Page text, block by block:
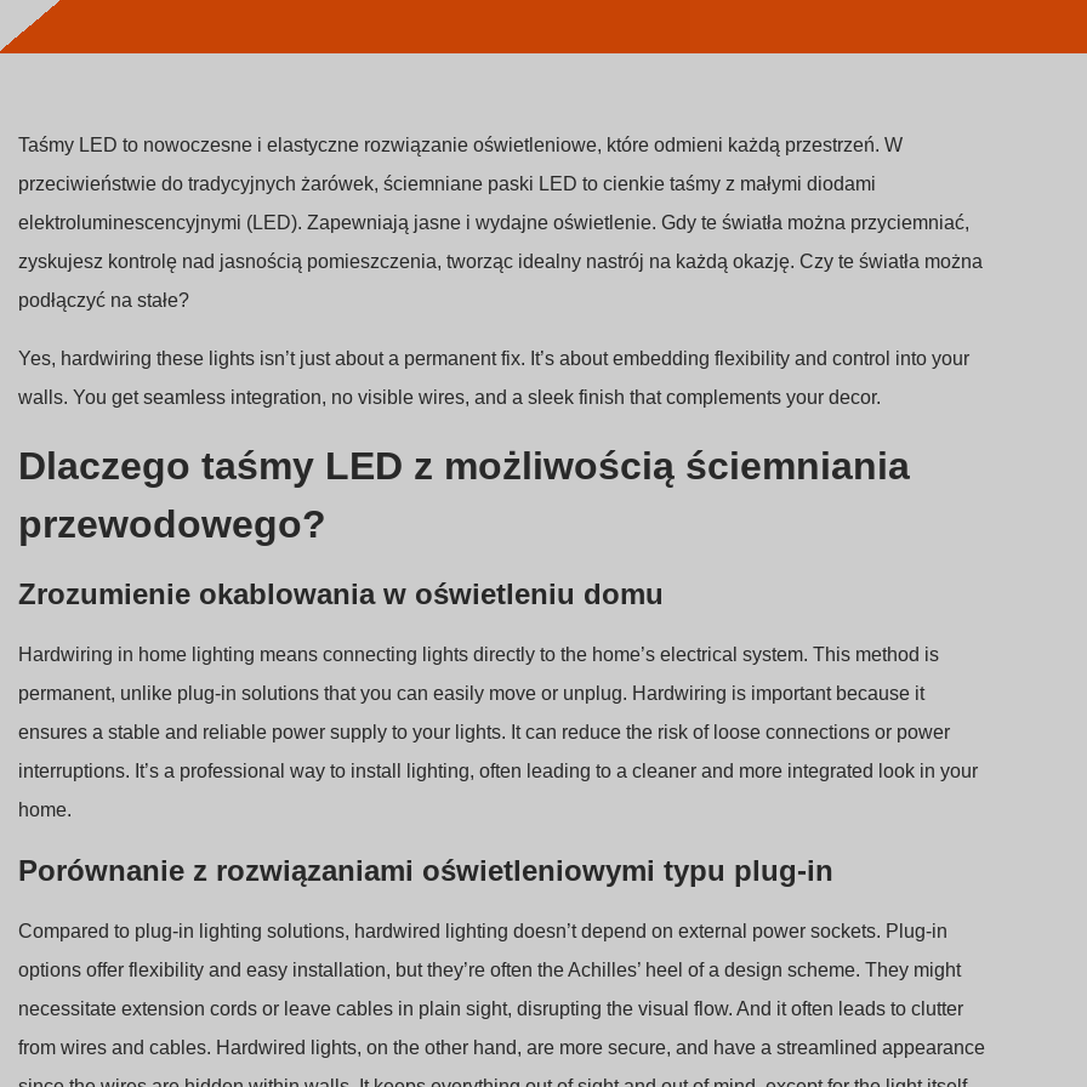
Taśmy LED to nowoczesne i elastyczne rozwiązanie oświetleniowe, które odmieni każdą przestrzeń. W
przeciwieństwie do tradycyjnych żarówek, ściemniane paski LED to cienkie taśmy z małymi diodami
elektroluminescencyjnymi (LED). Zapewniają jasne i wydajne oświetlenie. Gdy te światła można przyciemniać,
zyskujesz kontrolę nad jasnością pomieszczenia, tworząc idealny nastrój na każdą okazję. Czy te światła można
podłączyć na stałe?
Yes, hardwiring these lights isn’t just about a permanent fix. It’s about embedding flexibility and control into your
walls. You get seamless integration, no visible wires, and a sleek finish that complements your decor.
Dlaczego taśmy LED z możliwością ściemniania
przewodowego?
Zrozumienie okablowania w oświetleniu domu
Hardwiring in home lighting means connecting lights directly to the home’s electrical system. This method is
permanent, unlike plug-in solutions that you can easily move or unplug. Hardwiring is important because it
ensures a stable and reliable power supply to your lights. It can reduce the risk of loose connections or power
interruptions. It’s a professional way to install lighting, often leading to a cleaner and more integrated look in your
home.
Porównanie z rozwiązaniami oświetleniowymi typu plug-in
Compared to plug-in lighting solutions, hardwired lighting doesn’t depend on external power sockets. Plug-in
options offer flexibility and easy installation, but they’re often the Achilles’ heel of a design scheme. They might
necessitate extension cords or leave cables in plain sight, disrupting the visual flow. And it often leads to clutter
from wires and cables. Hardwired lights, on the other hand, are more secure, and have a streamlined appearance